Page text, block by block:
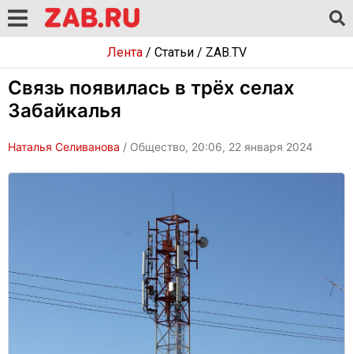
Лента/ Статьи/ ZAB.TV
Связь появилась в трёх селах
Забайкалья
Наталья Селиванова / Общество, 20:06, 22 января 2024